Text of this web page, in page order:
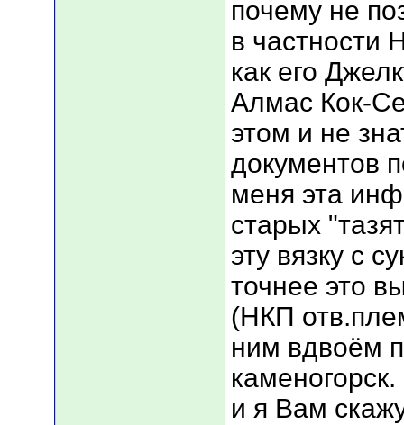
почему не
в частности
как его
Алмас Кок-
этом и не
документов
меня эта
старых
эту вязку с
точнее это
(НКП
ним вдвоём
каменогорск.
и я Вам